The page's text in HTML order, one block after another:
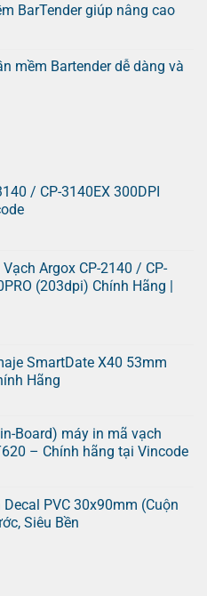
BarTender giúp nâng cao
mềm Bartender dễ dàng và
/ CP-3140EX 300DPI
Argox CP-2140 / CP-
(203dpi) Chính Hãng |
SmartDate X40 53mm
Hãng
Board) máy in mã vạch
– Chính hãng tại Vincode
PVC 30x90mm (Cuộn
Siêu Bền